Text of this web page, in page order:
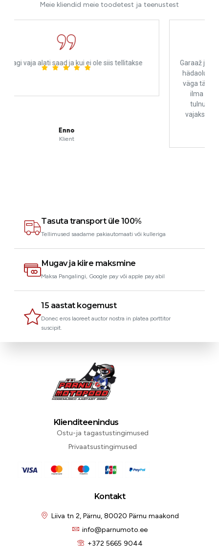
Meie kliendid meie toodetest ja teenustest
Garaaž ja mehaanika päästsid mind pärast suurt
hädaolukorras. Professionaalne ja inimlik! Olen
väga tänulik, ilma nende teadmisteta oleksin
ilma oma mootorrattata Prantsusmaale tagasi
tulnud. Ma ei sooviks, et keegi nende teenuseid
vajaks, aga rikke korral on see koht, kus Eestis olla.
Tasuta transport üle 100%
Tellimused saadame pakiautomaati või kulleriga
Mugav ja kiire maksmine
Maksa Pangalingi, Google pay või apple pay abil
15 aastat kogemust
Donec eros laoreet auctor nostra in platea porttitor
suscipit.
Klienditeenindus
Ostu-ja tagastustingimused
Privaatsustingimused
Kontakt
Liiva tn 2, Pärnu, 80020 Pärnu maakond
info@parnumoto.ee
+372 5665 9044